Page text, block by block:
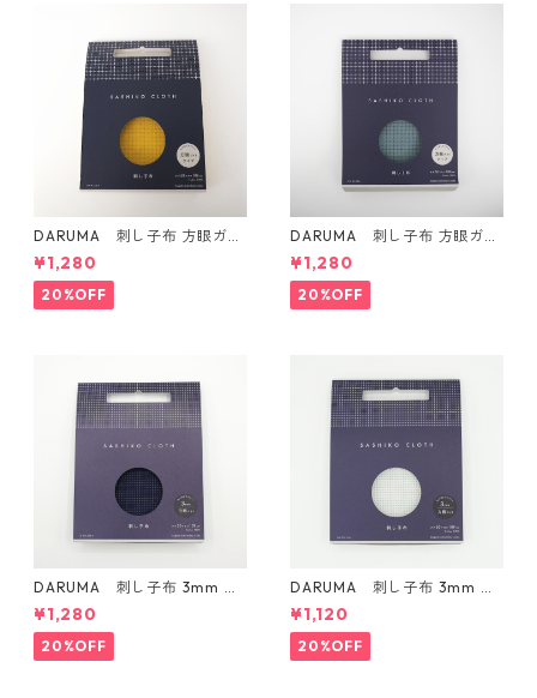
DARUMA 刺し子布 方眼ガイ
ドタイプ Col.4 カラシ
¥1,280
20%OFF
DARUMA 刺し子布 方眼ガイ
ドタイプ Col.5 にぶ青
¥1,280
20%OFF
DARUMA 刺し子布 3mm 方
眼ガイドタイプ Col.3 紺
¥1,280
20%OFF
DARUMA 刺し子布 3mm 方
眼ガイドタイプ Col.1 白
¥1,120
20%OFF